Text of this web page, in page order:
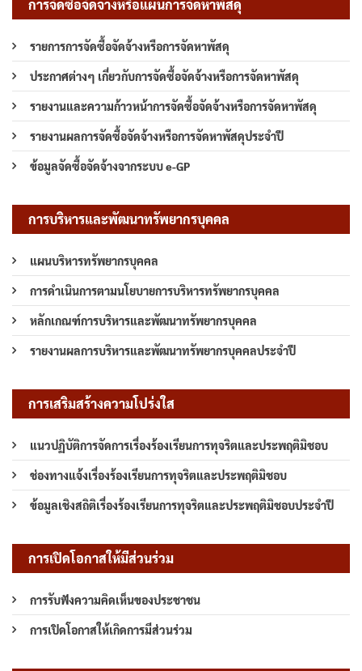
การจัดซื้อจัดจ้างหรือแผนการจัดหาพัสดุ
รายการการจัดซื้อจัดจ้างหรือการจัดหาพัสดุ
ประกาศต่างๆ เกี่ยวกับการจัดซื้อจัดจ้างหรือการจัดหาพัสดุ
รายงานและความก้าวหน้าการจัดซื้อจัดจ้างหรือการจัดหาพัสดุ
รายงานผลการจัดซื้อจัดจ้างหรือการจัดหาพัสดุประจำปี
ข้อมูลจัดซื้อจัดจ้างจากระบบ e-GP
การบริหารและพัฒนาทรัพยากรบุคคล
แผนบริหารทรัพยากรบุคคล
การดำเนินการตามนโยบายการบริหารทรัพยากรบุคคล
หลักเกณฑ์การบริหารและพัฒนาทรัพยากรบุคคล
รายงานผลการบริหารและพัฒนาทรัพยากรบุคคลประจำปี
การเสริมสร้างความโปร่งใส
แนวปฏิบัติการจัดการเรื่องร้องเรียนการทุจริตและประพฤติมิชอบ
ช่องทางแจ้งเรื่องร้องเรียนการทุจริตและประพฤติมิชอบ
ข้อมูลเชิงสถิติเรื่องร้องเรียนการทุจริตและประพฤติมิชอบประจำปี
การเปิดโอกาสให้มีส่วนร่วม
การรับฟังความคิดเห็นของประชาชน
การเปิดโอกาสให้เกิดการมีส่วนร่วม